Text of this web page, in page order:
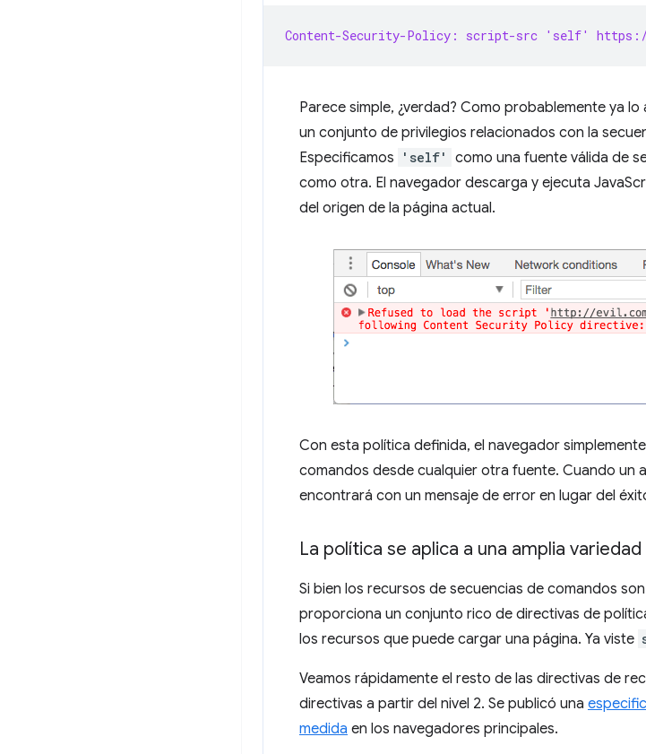
Content-Security-Policy: script-src 'self' https://
Parece simple, ¿verdad? Como probablemente ya lo
un conjunto de privilegios relacionados con la
Especificamos
'self' como una fuente válida de
como otra. El navegador descarga y ejecuta
del origen de la página actual.
Con esta política definida, el navegador
comandos desde cualquier otra fuente. Cuando
encontrará con un mensaje de error en lugar del
La política se aplica a una amplia
Si bien los recursos de secuencias de comandos
proporciona un conjunto rico de directivas de
los recursos que puede cargar una página. Ya viste
Veamos rápidamente el resto de las directivas de
directivas a partir del nivel 2. Se publicó una
medida en los navegadores principales.